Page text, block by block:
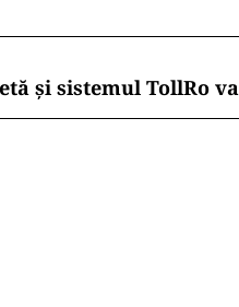
și sistemul TollRo va